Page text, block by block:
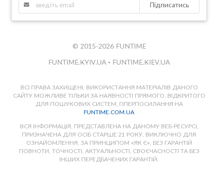
Підписатись
© 2015-2026 FUNTIME
FUNTIME.KYIV.UA • FUNTIME.KIEV.UA
ВСІ ПРАВА ЗАХИЩЕНІ. ВИКОРИСТАННЯ МАТЕРІАЛІВ ДАНОГО
САЙТУ МОЖЛИВЕ ТІЛЬКИ ЗА НАЯВНОСТІ ПРЯМОГО, ВІДКРИТОГО
ДЛЯ ПОШУКОВИХ СИСТЕМ, ГІПЕРПОСИЛАННЯ НА
FUNTIME.COM.UA
ВСЯ ІНФОРМАЦІЯ, ПРЕДСТАВЛЕНА НА ДАНОМУ ВЕБ-РЕСУРСІ,
ПРИЗНАЧЕНА ДЛЯ ОСІБ СТАРШЕ 21 РОКУ, ВИКЛЮЧНО ДЛЯ
ОЗНАЙОМЛЕННЯ, ЗА ПРИНЦИПОМ «ЯК Є», БЕЗ ГАРАНТІЙ
ПОВНОТИ, ТОЧНОСТІ, АКТУАЛЬНОСТІ, СВОЄЧАСНОСТІ ТА БЕЗ
ІНШИХ ПЕРЕДБАЧЕНИХ ГАРАНТІЙ.